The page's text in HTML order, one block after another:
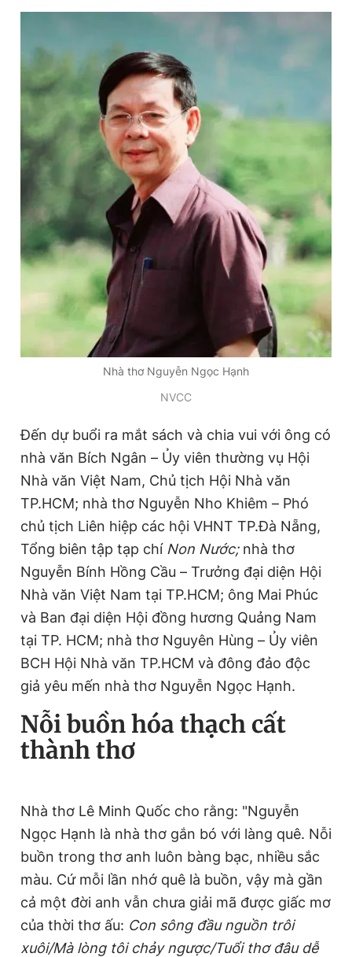
Hotline
0906 645 777
Liên hệ quảng cáo
0908 780 404
Đặt báo Quảng cáo RSS Chính sách bảo
Tổng biên tập: Nguyễn Ngọc Toàn
Phó tổng biên tập thường trực: Hải Thành
Phó tổng biên tập: Lâm Hiếu Dũng
Phó tổng biên tập: Trần Việt Hưng
Tổng thư ký tòa soạn: Đức Trung
Giấy phép xuất bản số 110/GP - BTTTT cấp ngày 24.3.2020
© 2003-2026 Bản quyền thuộc về Báo Thanh Niên. Cấm sao
chép dưới mọi hình thức nếu không có sự chấp thuận bằng văn
bản. Phát triển bởi ePi Technologies, JSC.
Nhà thơ Nguyễn Ngọc Hạnh
NVCC
Đến dự buổi ra mắt sách và chia vui với ông có
nhà văn Bích Ngân – Ủy viên thường vụ Hội
Nhà văn Việt Nam, Chủ tịch Hội Nhà văn
TP.HCM; nhà thơ Nguyễn Nho Khiêm – Phó
chủ tịch Liên hiệp các hội VHNT TP.Đà Nẵng,
Tổng biên tập tạp chí Non Nước; nhà thơ
Nguyễn Bính Hồng Cầu – Trưởng đại diện Hội
Nhà văn Việt Nam tại TP.HCM; ông Mai Phúc
và Ban đại diện Hội đồng hương Quảng Nam
tại TP. HCM; nhà thơ Nguyên Hùng – Ủy viên
BCH Hội Nhà văn TP.HCM và đông đảo độc
giả yêu mến nhà thơ Nguyễn Ngọc Hạnh.
Nỗi buồn hóa thạch cất
thành thơ
Nhà thơ Lê Minh Quốc cho rằng: "Nguyễn
Ngọc Hạnh là nhà thơ gắn bó với làng quê. Nỗi
buồn trong thơ anh luôn bàng bạc, nhiều sắc
màu. Cứ mỗi lần nhớ quê là buồn, vậy mà gần
cả một đời anh vẫn chưa giải mã được giấc mơ
của thời thơ ấu: Con sông đầu nguồn trôi
xuôi/Mà lòng tôi chảy ngược/Tuổi thơ đâu dễ